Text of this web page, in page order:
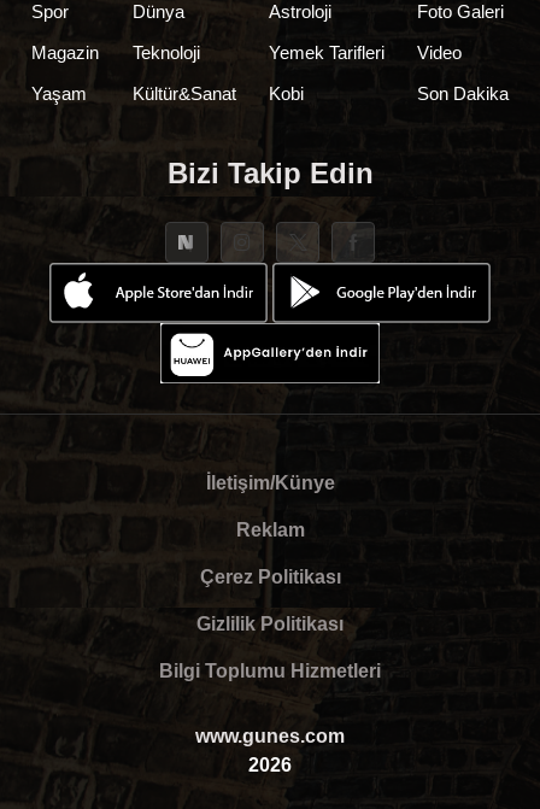
Spor
Magazin
Yaşam
Dünya
Teknoloji
Kültür&Sanat
Astroloji
Yemek Tarifleri
Kobi
Foto Galeri
Video
Son Dakika
Bizi Takip Edin
İletişim/Künye
Reklam
Çerez Politikası
Gizlilik Politikası
Bilgi Toplumu Hizmetleri
www.gunes.com
2026